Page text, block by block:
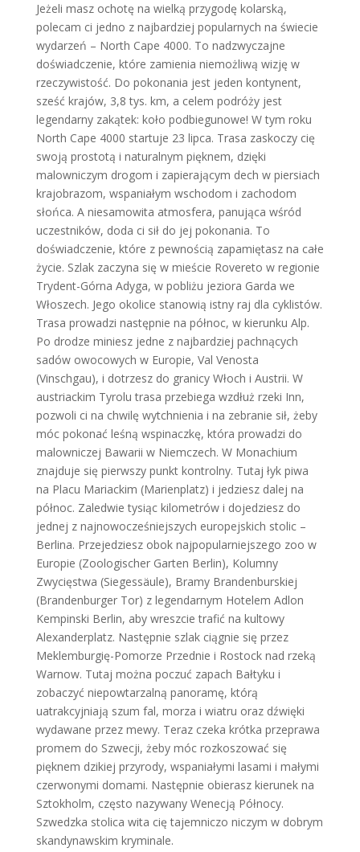
Jeżeli masz ochotę na wielką przygodę kolarską,
polecam ci jedno z najbardziej popularnych na świecie
wydarzeń – North Cape 4000. To nadzwyczajne
doświadczenie, które zamienia niemożliwą wizję w
rzeczywistość. Do pokonania jest jeden kontynent,
sześć krajów, 3,8 tys. km, a celem podróży jest
legendarny zakątek: koło podbiegunowe! W tym roku
North Cape 4000 startuje 23 lipca. Trasa zaskoczy cię
swoją prostotą i naturalnym pięknem, dzięki
malowniczym drogom i zapierającym dech w piersiach
krajobrazom, wspaniałym wschodom i zachodom
słońca. A niesamowita atmosfera, panująca wśród
uczestników, doda ci sił do jej pokonania. To
doświadczenie, które z pewnością zapamiętasz na całe
życie. Szlak zaczyna się w mieście Rovereto w regionie
Trydent-Górna Adyga, w pobliżu jeziora Garda we
Włoszech. Jego okolice stanowią istny raj dla cyklistów.
Trasa prowadzi następnie na północ, w kierunku Alp.
Po drodze miniesz jedne z najbardziej pachnących
sadów owocowych w Europie, Val Venosta
(Vinschgau), i dotrzesz do granicy Włoch i Austrii. W
austriackim Tyrolu trasa przebiega wzdłuż rzeki Inn,
pozwoli ci na chwilę wytchnienia i na zebranie sił, żeby
móc pokonać leśną wspinaczkę, która prowadzi do
malowniczej Bawarii w Niemczech. W Monachium
znajduje się pierwszy punkt kontrolny. Tutaj łyk piwa
na Placu Mariackim (Marienplatz) i jedziesz dalej na
północ. Zaledwie tysiąc kilometrów i dojedziesz do
jednej z najnowocześniejszych europejskich stolic –
Berlina. Przejedziesz obok najpopularniejszego zoo w
Europie (Zoologischer Garten Berlin), Kolumny
Zwycięstwa (Siegessäule), Bramy Brandenburskiej
(Brandenburger Tor) z legendarnym Hotelem Adlon
Kempinski Berlin, aby wreszcie trafić na kultowy
Alexanderplatz. Następnie szlak ciągnie się przez
Meklemburgię-Pomorze Przednie i Rostock nad rzeką
Warnow. Tutaj można poczuć zapach Bałtyku i
zobaczyć niepowtarzalną panoramę, którą
uatrakcyjniają szum fal, morza i wiatru oraz dźwięki
wydawane przez mewy. Teraz czeka krótka przeprawa
promem do Szwecji, żeby móc rozkoszować się
pięknem dzikiej przyrody, wspaniałymi lasami i małymi
czerwonymi domami. Następnie obierasz kierunek na
Sztokholm, często nazywany Wenecją Północy.
Szwedzka stolica wita cię tajemniczo niczym w dobrym
skandynawskim kryminale.